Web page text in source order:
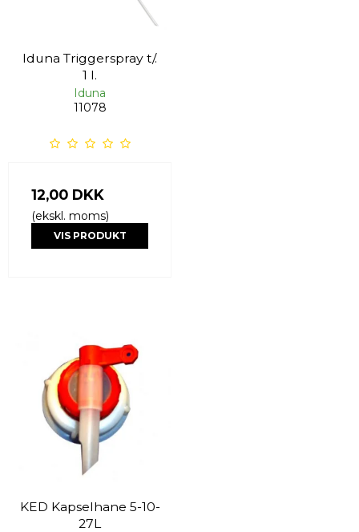
Iduna Triggerspray t/.
1 l.
Iduna
11078
12,00 DKK
(ekskl. moms)
VIS PRODUKT
KED Kapselhane 5-10-
27L